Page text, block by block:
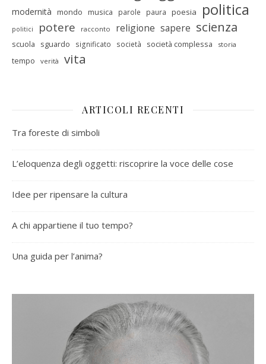
modernità mondo musica parole paura poesia politica
politici potere racconto religione sapere scienza
scuola sguardo significato società società complessa storia
tempo verità vita
ARTICOLI RECENTI
Tra foreste di simboli
L’eloquenza degli oggetti: riscoprire la voce delle cose
Idee per ripensare la cultura
A chi appartiene il tuo tempo?
Una guida per l’anima?